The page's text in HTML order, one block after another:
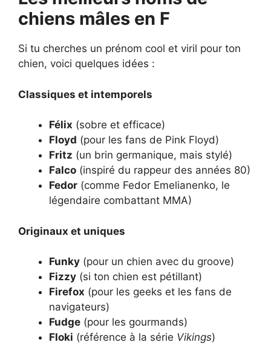
chiens mâles en F
Si tu cherches un prénom cool et viril pour ton
chien, voici quelques idées :
Classiques et intemporels
Félix (sobre et efficace)
Floyd (pour les fans de Pink Floyd)
Fritz (un brin germanique, mais stylé)
Falco (inspiré du rappeur des années 80)
Fedor (comme Fedor Emelianenko, le
légendaire combattant MMA)
Originaux et uniques
Funky (pour un chien avec du groove)
Fizzy (si ton chien est pétillant)
Firefox (pour les geeks et les fans de
navigateurs)
Fudge (pour les gourmands)
Floki (référence à la série Vikings)